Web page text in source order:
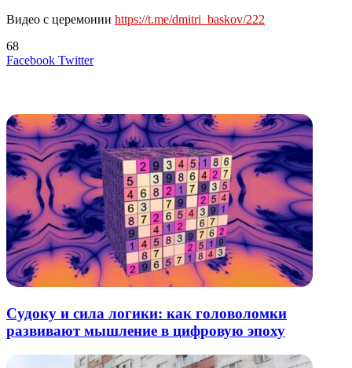
Видео с церемонии https://t.me/dmitri_baskov/222
68
Facebook TwitterLinkedIn
Tumblr
Reddit
Вконтакте
Одноклассники
Skype
Messenger
Messenger
WhatsApp
Telegram
Viber
Line
Поделиться
Печатать
Судоку и сила логики: как головоломки
развивают мышление в цифровую эпоху